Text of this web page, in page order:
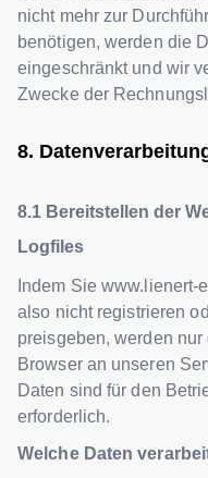
nicht mehr zur
benötigen, werden die
eingeschränkt und wir
Zwecke der
Bereitstellen der
Logfiles
Indem Sie www.lienert-
also nicht registrieren
preisgeben, werden
Browser an unseren
Daten sind für den
erforderlich.
Welche Daten